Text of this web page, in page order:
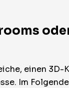
einen
Im